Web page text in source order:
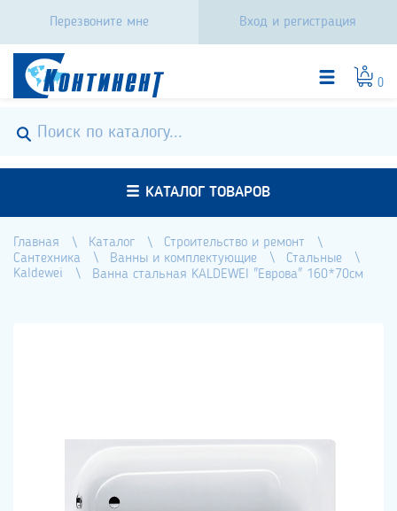
Перезвоните мне Вход и регистрация
0
КАТАЛОГ ТОВАРОВ
Главная Каталог
Строительство и ремонт
Сантехника
Ванны и комплектующие
Стальные
Kaldewei
Ванна стальная KALDEWEI "Еврова" 160*70см